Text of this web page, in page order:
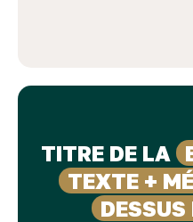
TITRE DE LA
TEXTE +